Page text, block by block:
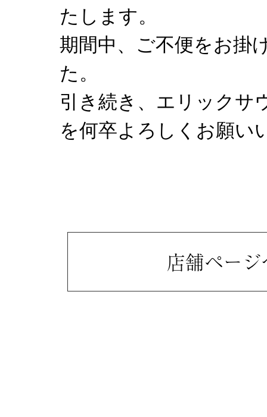
たします。
期間中、ご不便をお掛
た。
引き続き、エリックサ
を何卒よろしくお願い
店舗ペー